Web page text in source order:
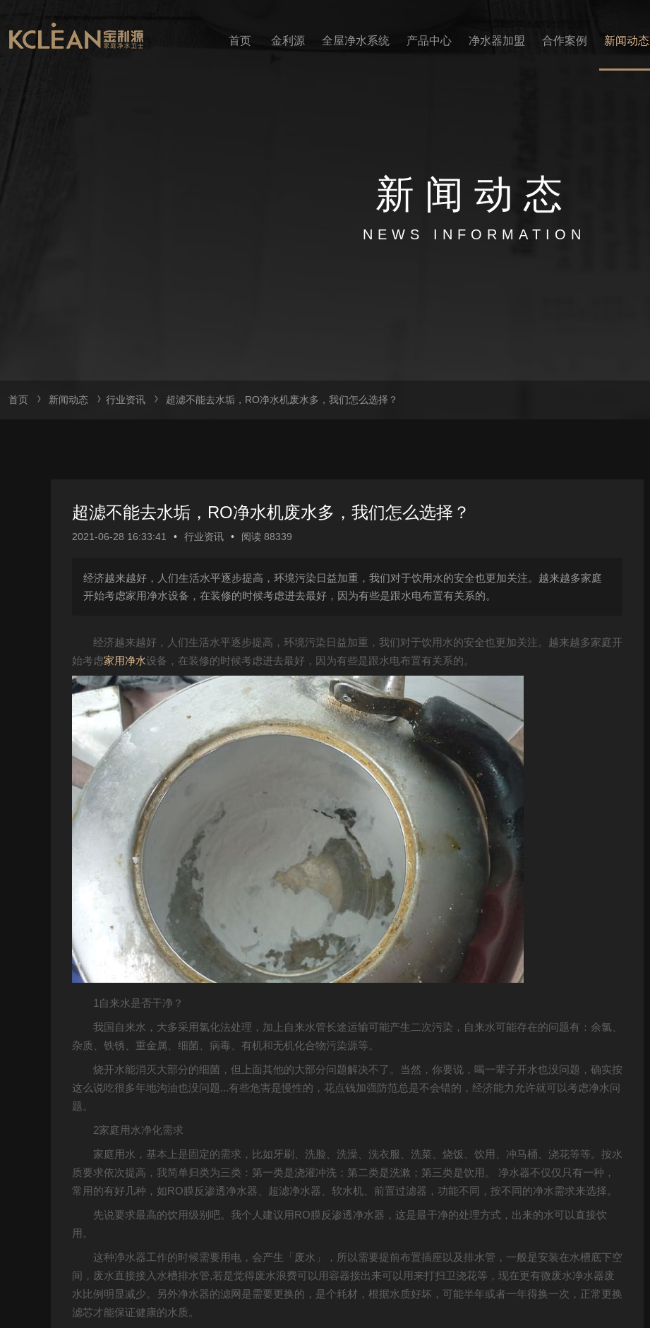
首页 金利源 全屋净水系统 产品中心 净水器加盟 合作案例 新闻动态
新闻 动态
NEWS INFORMATION
首页 新闻动态 行业资讯 超滤不能去水垢，RO净水机废水多，我们怎么选择？
超滤不能去水垢，RO净水机废水多，我们怎么选择？
2021-06-28 16:33:41 • 行业资讯 • 阅读 88339
经济越来越好，人们生活水平逐步提高，环境污染日益加重，我们对于饮用水的安全也更加关注。越来越多家庭
开始考虑家用净水​设备，在装修的时候考虑进去最好，因为有些是跟水电布置有关系的。
经济越来越好，人们生活水平逐步提高，环境污染日益加重，我们对于饮用水的安全也更加关注。越来越多家庭开
始考虑家用净水设备，在装修的时候考虑进去最好，因为有些是跟水电布置有关系的。
1自来水是否干净？
我国自来水，大多采用氯化法处理，加上自来水管长途运输可能产生二次污染，自来水可能存在的问题有：余氯、
杂质、铁锈、重金属、细菌、病毒、有机和无机化合物污染源等。
烧开水能消灭大部分的细菌，但上面其他的大部分问题解决不了。当然，你要说，喝一辈子开水也没问题，确实按
这么说吃很多年地沟油也没问题...有些危害是慢性的，花点钱加强防范总是不会错的，经济能力允许就可以考虑净水问
题。
2家庭用水净化需求
家庭用水，基本上是固定的需求，比如牙刷、洗脸、洗澡、洗衣服、洗菜、烧饭、饮用、冲马桶、浇花等等。按水
质要求依次提高，我简单归类为三类：第一类是浇灌冲洗；第二类是洗漱；第三类是饮用。 净水器不仅仅只有一种，
常用的有好几种，如RO膜反渗透净水器、超滤净水器、软水机、前置过滤器，功能不同，按不同的净水需求来选择。
先说要求最高的饮用级别吧。我个人建议用RO膜反渗透净水器，这是最干净的处理方式，出来的水可以直接饮
用。
这种净水器工作的时候需要用电，会产生「废水」，所以需要提前布置插座以及排水管，一般是安装在水槽底下空
间，废水直接接入水槽排水管,若是觉得废水浪费可以用容器接出来可以用来打扫卫浇花等，现在更有微废水净水器废
水比例明显减少。另外净水器的滤网是需要更换的，是个耗材，根据水质好坏，可能半年或者一年得换一次，正常更换
滤芯才能保证健康的水质。